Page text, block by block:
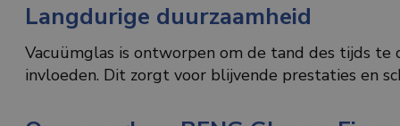
Langdurige duurzaamheid
Vacuümglas is ontworpen om de tand des tijds
invloeden. Dit zorgt voor blijvende prestaties en